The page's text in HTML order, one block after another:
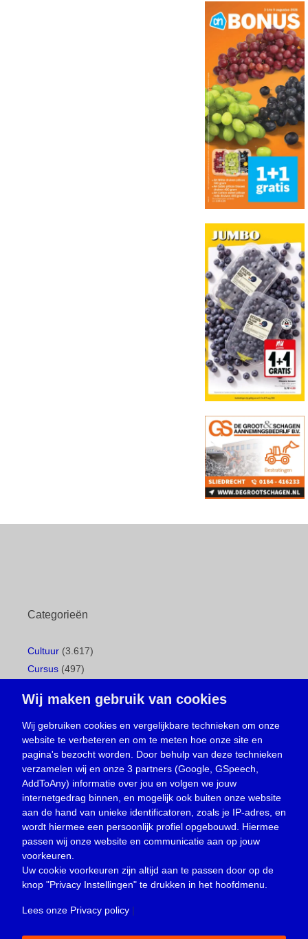
Categorieën
Cultuur (3.617)
Cursus (497)
Gemeentepagina(104)
Ingezonden brief(539)
Media(156)
Nieuws (23.330)
Oproep(734)
Overlijden(39)
Podcast(18)
prijsvraag (5)
Religie (1.438)
Service(226)
Wij maken gebruik van cookies
Wij gebruiken cookies en vergelijkbare technieken om onze
website te verbeteren en om te meten hoe onze site en
pagina's bezocht worden. Door behulp van deze technieken
verzamelen wij en onze 3 partners (Google, GSpeech,
AddToAny) informatie over jou en volgen we jouw
internetgedrag binnen, en mogelijk ook buiten onze website
aan de hand van unieke identificatoren, zoals je IP-adres, en
wordt hiermee een persoonlijk profiel opgebouwd. Hiermee
passen wij onze website en communicatie aan op jouw
voorkeuren.
Uw cookie voorkeuren zijn altijd aan te passen door op de
knop "Privacy Instellingen" te drukken in het hoofdmenu.
Lees onze Privacy policy |